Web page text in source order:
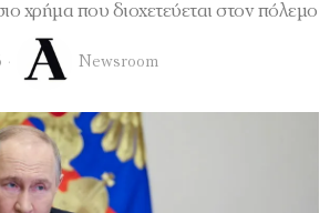
χρήµα που διοχετεύεται στον πόλεµο
Newsroom